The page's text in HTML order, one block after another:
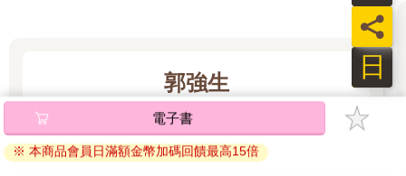
有些錯誤，老師不是故意的；有些傷害，孩子卻真的會記一輩
這本書，獻給每一位站在教育第一線的勇者，獻給每一顆為孩子
未來而跳動的心。我們將一起探索：霸凌的真正定義是什麼？性
平事件該如何妥善處理？管教與處罰的界線在哪裡？什麼是真正
的程序正義？我會用故事呈現法條，讓實務解析有溫度，讓你不
必穿梭法律迷宮，也能找到答案。
郭強生
看更多
電子書
※ 本商品會員日滿額金幣加碼回饋最高15倍
日
員